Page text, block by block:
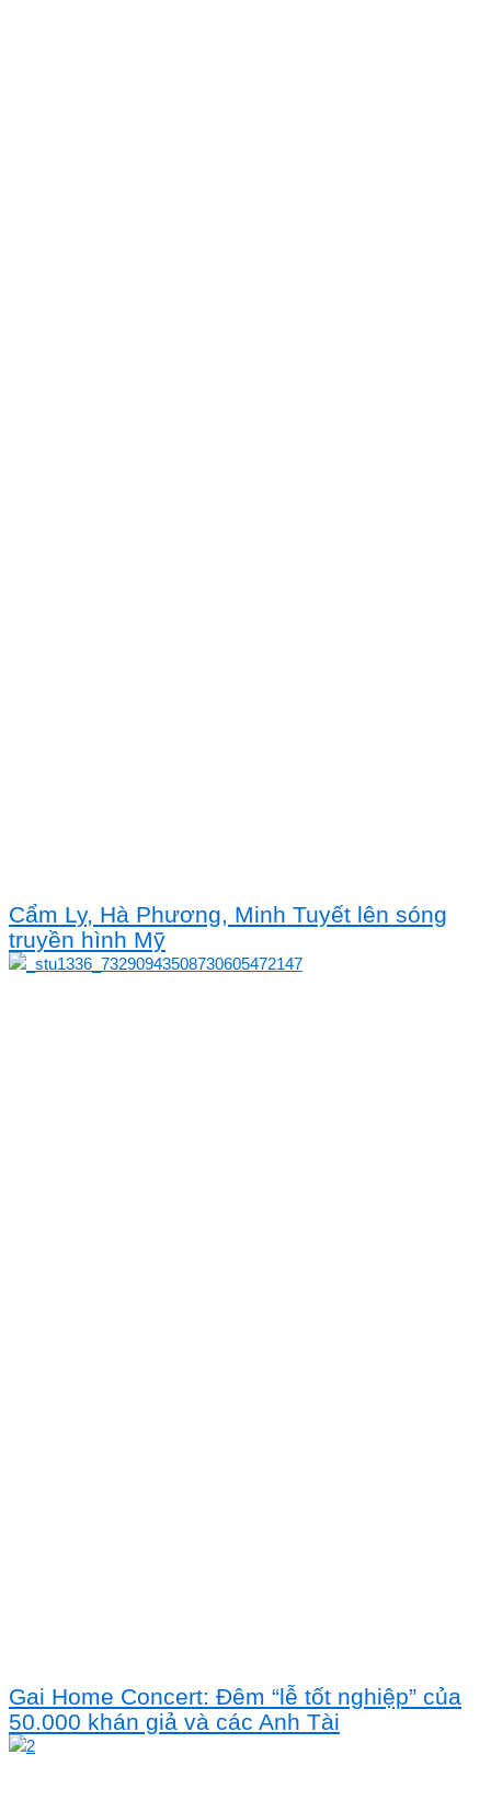
Cẩm Ly, Hà Phương, Minh Tuyết lên sóng
truyền hình Mỹ
Gai Home Concert: Đêm “lễ tốt nghiệp” của
50.000 khán giả và các Anh Tài